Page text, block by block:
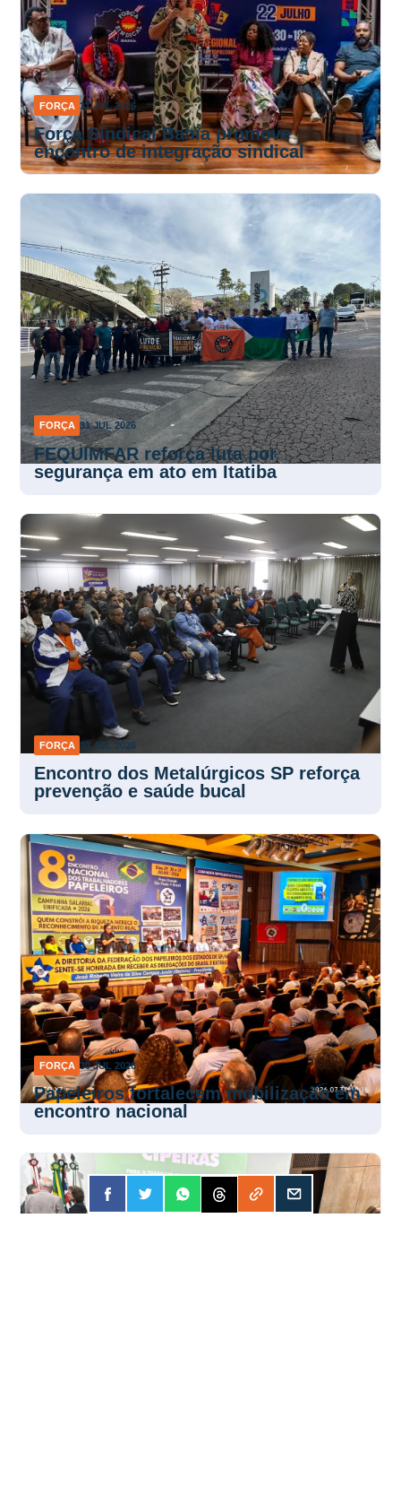
FORÇA 31 JUL 2026
Força Sindical Bahia promove
encontro de integração sindical
FORÇA 31 JUL 2026
FEQUIMFAR reforça luta por
segurança em ato em Itatiba
30 JUL 2026
Encontro dos Metalúrgicos SP reforça
prevenção e saúde bucal
FORÇA 30 JUL 2026
Papeleiros fortalecem mobilização em
encontro nacional